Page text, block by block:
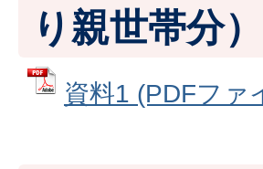
り親世帯分
資料1 (PDFファ